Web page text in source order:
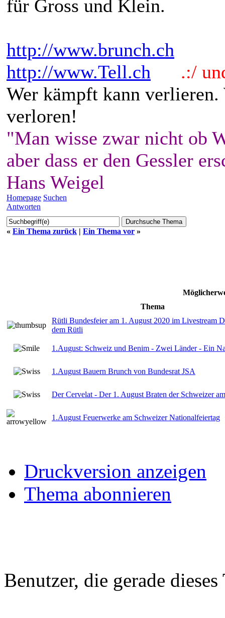
für Gross und Klein.
http://www.brunch.ch
http://www.Tell.ch
.:/
Wer kämpft kann
verloren!
"Man wisse zwar nicht ob
aber dass er den Gessler
Hans Weigel
Homepage Suchen
Antworten
« Ein Thema zurück | Ein Thema vor »
Thema
Rütli Bundesfeier am 1. August 2020 im Livestream
dem Rütli
1.August: Schweiz und Benim - Zwei Länder - Ein
1.August Bauern Brunch von Bundesrat JSA
Der Cervelat - Der 1. August Braten der Schweizer
1.August Feuerwerke am Schweizer Nationalfeiertag
Druckversion anzeigen
Thema abonnieren
Benutzer, die gerade